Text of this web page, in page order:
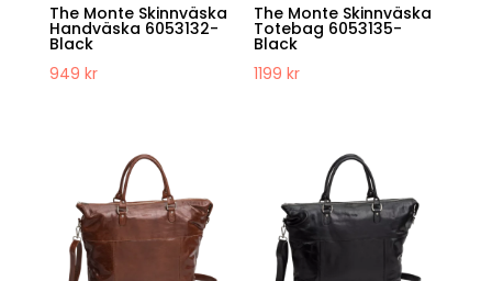
The Monte Skinnväska
Handväska 6053132-
Black
949 kr
The Monte Skinnväska
Totebag 6053135-
Black
1199kr